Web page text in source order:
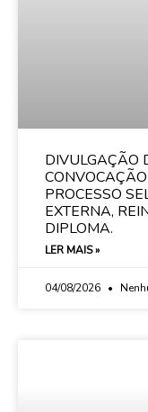
DIVULGAÇÃO
PROCESSO
EXTERNA,
DIPLOMA.
LER MAIS »
04/08/2026